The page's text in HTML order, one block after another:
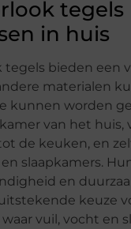
tegels
in huis
tegels bieden een
materialen
kunnen worden
van het huis,
de keuken, en
slaapkamers.
en
keuze
vuil, vocht en